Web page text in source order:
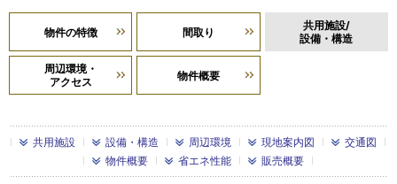
物件の特徴 間取り
共用施設/
設備・構造
周辺環境・
アクセス
物件概要
共用施設 設備・構造 周辺環境 現地案内図
交通図
物件概要
省エネ性能 販売概要